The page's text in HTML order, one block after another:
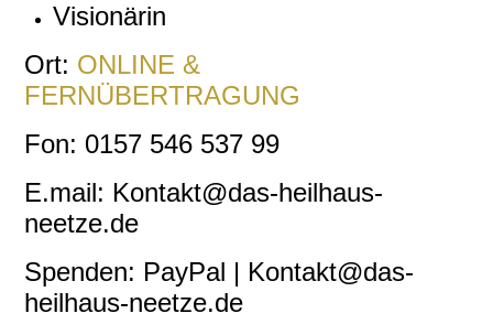
Visionärin
Ort: ONLINE &
FERNÜBERTRAGUNG
Fon: 0157 546 537 99
E.mail: Kontakt@das-heilhaus-
neetze.de
Spenden: PayPal | Kontakt@das-
heilhaus-neetze.de